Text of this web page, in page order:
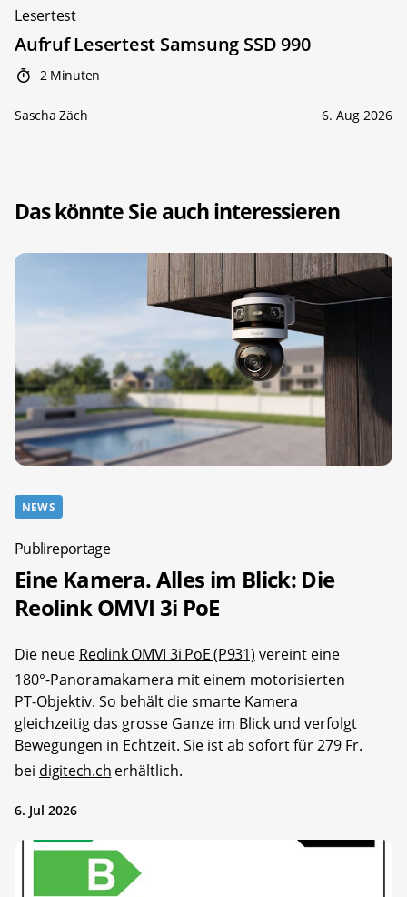
Lesertest
Aufruf Lesertest Samsung SSD 990
2 Minuten
Sascha Zäch 6. Aug 2026
Das könnte Sie auch interessieren
NEWS
Publireportage
Eine Kamera. Alles im Blick: Die
Reolink OMVI 3i PoE
Die neue Reolink OMVI 3i PoE (P931) vereint eine
180°-Panoramakamera mit einem motorisierten
PT-Objektiv. So behält die smarte Kamera
gleichzeitig das grosse Ganze im Blick und verfolgt
Bewegungen in Echtzeit. Sie ist ab sofort für 279 Fr.
bei digitech.ch erhältlich.
6. Jul 2026